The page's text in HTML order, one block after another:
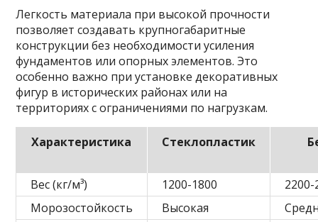
Легкость материала при высокой прочности
позволяет создавать крупногабаритные
конструкции без необходимости усиления
фундаментов или опорных элементов. Это
особенно важно при установке декоративных
фигур в исторических районах или на
территориях с ограничениями по нагрузкам.
Характеристика Стеклопластик
Вес (кг/м³) 1200-1800
2200-
Морозостойкость
Высокая